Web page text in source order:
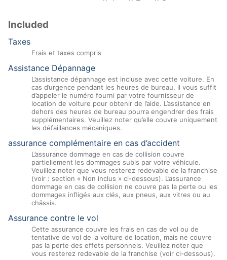
Included
Taxes
Frais et taxes compris
Assistance Dépannage
L’assistance dépannage est incluse avec cette voiture. En
cas d’urgence pendant les heures de bureau, il vous suffit
d’appeler le numéro fourni par votre fournisseur de
location de voiture pour obtenir de l’aide. L’assistance en
dehors des heures de bureau pourra engendrer des frais
supplémentaires. Veuillez noter qu’elle couvre uniquement
les défaillances mécaniques.
assurance complémentaire en cas d’accident
L’assurance dommage en cas de collision couvre
partiellement les dommages subis par votre véhicule.
Veuillez noter que vous resterez redevable de la franchise
(voir : section « Non inclus » ci-dessous). L’assurance
dommage en cas de collision ne couvre pas la perte ou les
dommages infligés aux clés, aux pneus, aux vitres ou au
châssis.
Assurance contre le vol
Cette assurance couvre les frais en cas de vol ou de
tentative de vol de la voiture de location, mais ne couvre
pas la perte des effets personnels. Veuillez noter que
vous resterez redevable de la franchise (voir ci-dessous).